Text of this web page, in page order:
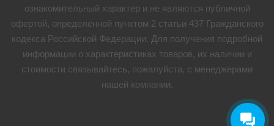
ознакомительный характер и не являются публичной
офертой, определенной пунктом 2 статьи 437 Гражданского
кодекса Российской Федерации. Для получения подробной
информации о характеристиках товaров, их наличии и
стоимости связывайтесь, пожалуйста, с менеджерами
нашей компании.